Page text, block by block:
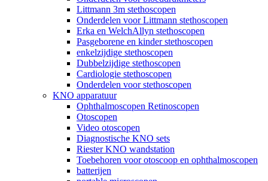
Littmann 3m stethoscopen
Onderdelen voor Littmann stethoscopen
Erka en WelchAllyn stethoscopen
Pasgeborene en kinder stethoscopen
enkelzijdige stethoscopen
Dubbelzijdige stethoscopen
Cardiologie stethoscopen
Onderdelen voor stethoscopen
KNO apparatuur
Ophthalmoscopen Retinoscopen
Otoscopen
Video otoscopen
Diagnostische KNO sets
Riester KNO wandstation
Toebehoren voor otoscoop en ophthalmoscopen
batterijen